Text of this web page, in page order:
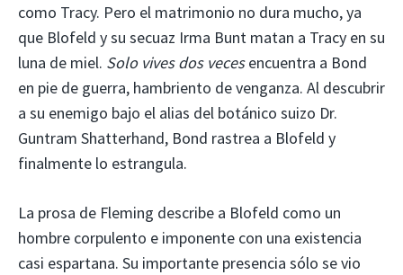
como Tracy. Pero el matrimonio no dura mucho, ya
que Blofeld y su secuaz Irma Bunt matan a Tracy en su
luna de miel. Solo vives dos vecesencuentra a Bond
en pie de guerra, hambriento de venganza. Al descubrir
a su enemigo bajo el alias del botánico suizo Dr.
Guntram Shatterhand, Bond rastrea a Blofeld y
finalmente lo estrangula.
La prosa de Fleming describe a Blofeld como un
hombre corpulento e imponente con una existencia
casi espartana. Su importante presencia sólo se vio